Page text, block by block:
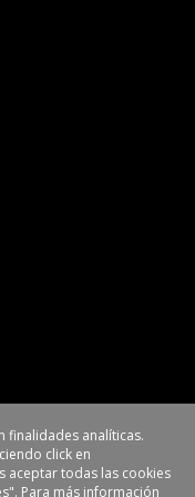
finalidades analíticas.
click en
aceptar todas las cookies
Para más información